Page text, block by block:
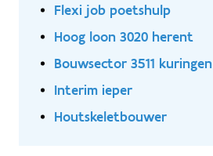
Flexi job poetshulp
Hoog loon 3020 herent
Bouwsector 3511 kuringen
Interim ieper
Houtskeletbouwer